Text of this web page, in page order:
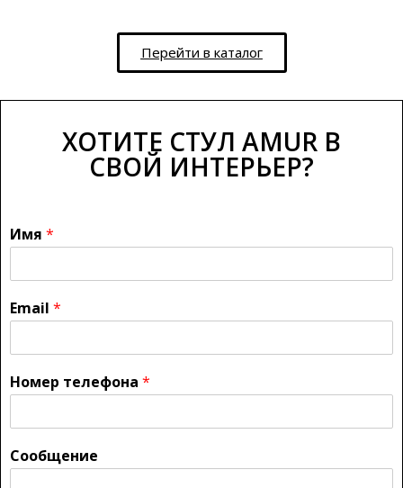
Перейти в каталог
ХОТИТЕ СТУЛ AMUR В
СВОЙ ИНТЕРЬЕР?
Имя *
Email *
Номер телефона *
Сообщение